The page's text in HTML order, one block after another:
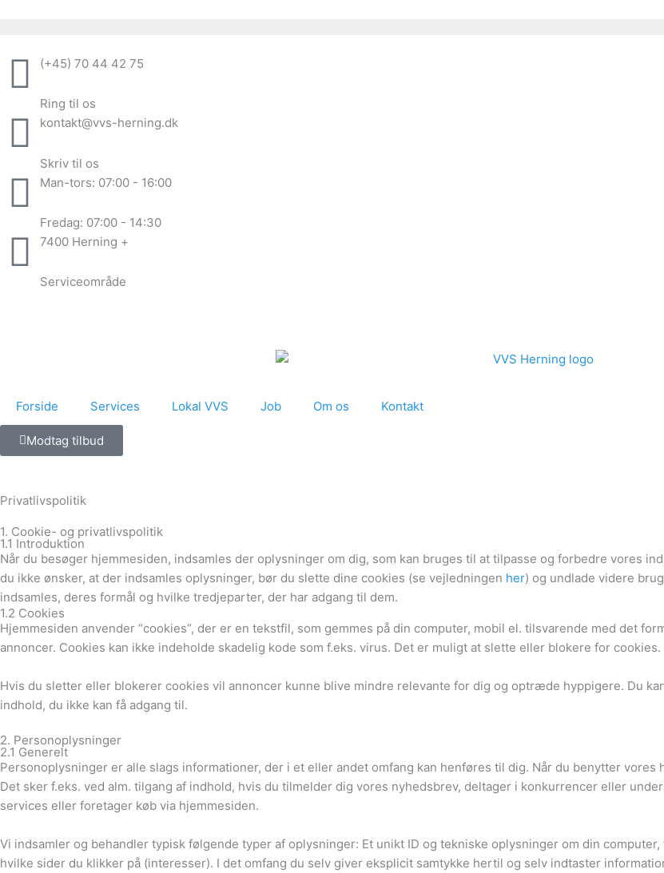
(+45) 70 44 42 75
Ring til os
kontakt@vvs-herning.dk
Skriv til os
Man-tors: 07:00 - 16:00
Fredag: 07:00 - 14:30
7400 Herning +
Serviceområde
Forside Services Lokal VVS Job Om os Kontakt
Modtag tilbud
Privatlivspolitik
1. Cookie- og privatlivspolitik
1.1 Introduktion
Når du besøger hjemmesiden, indsamles der oplysninger om dig, som kan bruges til at tilpasse og forbedre vores
du ikke ønsker, at der indsamles oplysninger, bør du slette dine cookies (se vejledningen her) og undlade videre
indsamles, deres formål og hvilke tredjeparter, der har adgang til dem.
1.2 Cookies
Hjemmesiden anvender “cookies”, der er en tekstfil, som gemmes på din computer, mobil el. tilsvarende med det
annoncer. Cookies kan ikke indeholde skadelig kode som f.eks. virus. Det er muligt at slette eller blokere for
Hvis du sletter eller blokerer cookies vil annoncer kunne blive mindre relevante for dig og optræde hyppigere. Du
indhold, du ikke kan få adgang til.
2. Personoplysninger
2.1 Generelt
Personoplysninger er alle slags informationer, der i et eller andet omfang kan henføres til dig. Når du benytter
Det sker f.eks. ved alm. tilgang af indhold, hvis du tilmelder dig vores nyhedsbrev, deltager i konkurrencer eller
services eller foretager køb via hjemmesiden.
Vi indsamler og behandler typisk følgende typer af oplysninger: Et unikt ID og tekniske oplysninger om din
hvilke sider du klikker på (interesser). I det omfang du selv giver eksplicit samtykke hertil og selv indtaster